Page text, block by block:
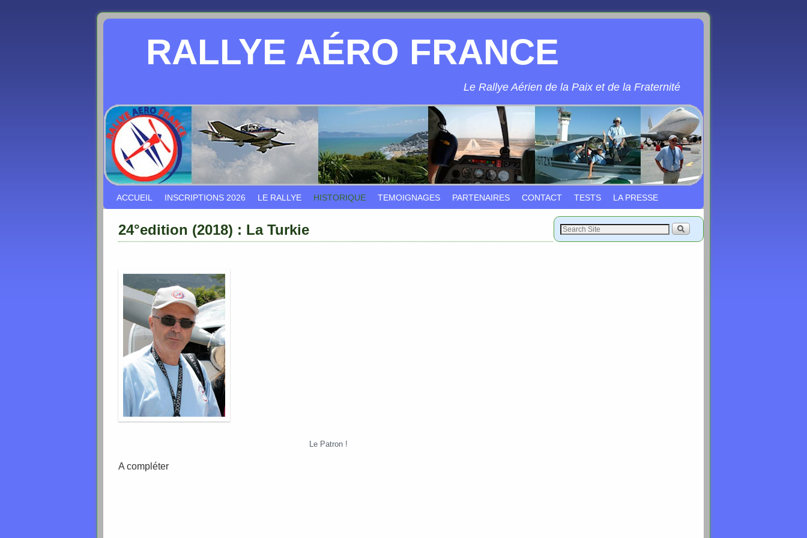
RALLYE AÉRO FRANCE
Le Rallye Aérien de la Paix et de la Fraternité
ACCUEIL INSCRIPTIONS 2026 LE RALLYE HISTORIQUE TEMOIGNAGES PARTENAIRES CONTACT TESTS LA PRESSE
24°edition (2018) : La Turkie
Le Patron !
A compléter